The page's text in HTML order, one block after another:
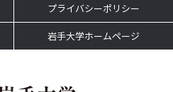
プライバシーポリシー
岩手大学ホームページ